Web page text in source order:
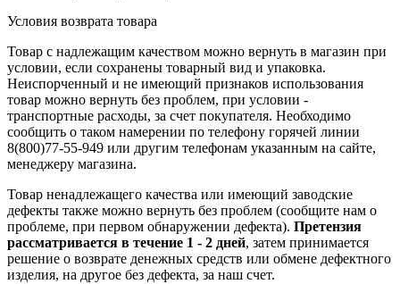
Условия возврата товара
Товар с надлежащим качеством можно вернуть в магазин при
условии, если сохранены товарный вид и упаковка.
Неиспорченный и не имеющий признаков использования
товар можно вернуть без проблем, при условии -
транспортные расходы, за счет покупателя. Необходимо
сообщить о таком намерении по телефону горячей линии
8(800)77-55-949 или другим телефонам указанным на сайте,
менеджеру магазина.
Товар ненадлежащего качества или имеющий заводские
дефекты также можно вернуть без проблем (сообщите нам о
проблеме, при первом обнаружении дефекта). Претензия
рассматривается в течение 1 - 2 дней, затем принимается
решение о возврате денежных средств или обмене дефектного
изделия, на другое без дефекта, за наш счет.